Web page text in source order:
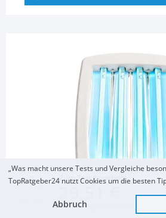
Zum Top Angebot
KOSTENLOSE LIEFERUNG
„Was macht unsere Tests und Vergleiche
TopRatgeber24 nutzt Cookies um die besten
Abbruch